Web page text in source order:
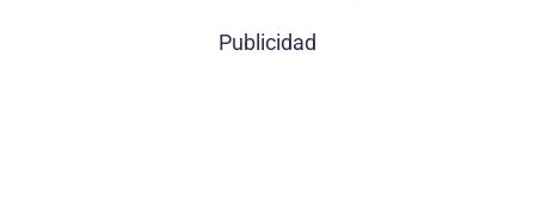
Publicidad